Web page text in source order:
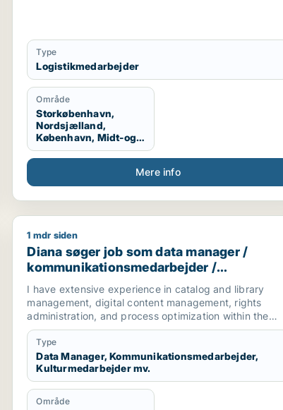
Type
Logistikmedarbejder
Område
Storkøbenhavn,
Nordsjælland,
København, Midt-og
Vestsjælland, Hele
Sjælland
Mere info
medarbejder / konsulent
Diana søger job som data manager /
1 mdr siden
Diana søger job som data manager /
kommunikationsmedarbejder /
kulturmedarbejder / kreativ medarbejder /
produktspecialist
I have extensive experience in catalog and library
management, digital content management, rights
administration, and process optimization within the
music and media industries. I have worked managing
digital service provider (DSP) content, ensuring
compliance with guidelines, data structures, media
standards, and overseeing large-scale operational
processes. Adept at IP information management,
including contract review, copyright registration
Type
Data Manager, Kommunikationsmedarbejder,
Kulturmedarbejder mv.
Område